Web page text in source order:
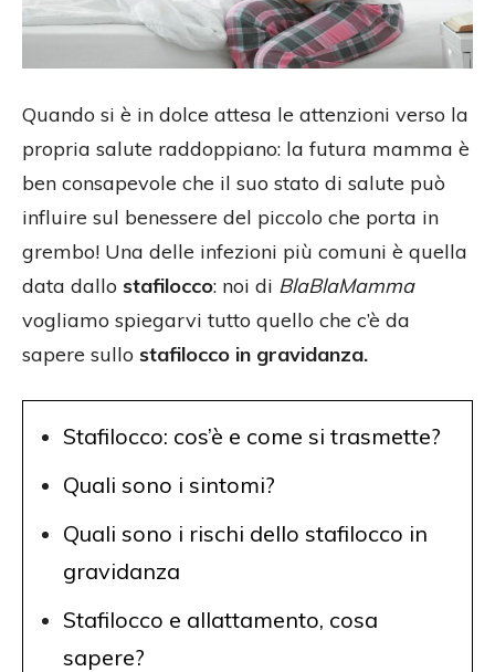
Quando si è in dolce attesa le attenzioni verso la
propria salute raddoppiano: la futura mamma è
ben consapevole che il suo stato di salute può
influire sul benessere del piccolo che porta in
grembo! Una delle infezioni più comuni è quella
data dallo stafilocco: noi di BlaBlaMamma
vogliamo spiegarvi tutto quello che c’è da
sapere sullo stafilocco in gravidanza.
Stafilocco: cos’è e come si trasmette?
Quali sono i sintomi?
Quali sono i rischi dello stafilocco in
gravidanza
Stafilocco e allattamento, cosa
sapere?